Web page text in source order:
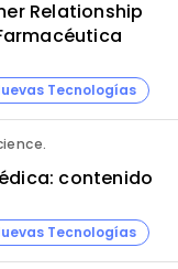
Relationship
Tecnologías
contenido
Tecnologías